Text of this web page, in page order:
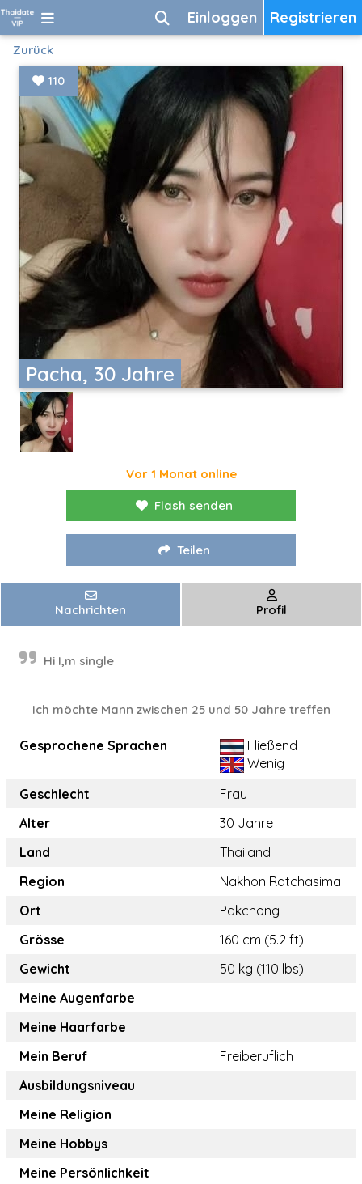
Registrieren
Einloggen
Zurück
Pacha, 30 Jahre
110
Vor 1 Monat online
Flash senden
Teilen
Nachrichten Profil
Hi I,m single
Ich möchte Mann zwischen 25 und 50 Jahre treffen
Gesprochene Sprachen
Fließend
Wenig
Geschlecht
Frau
Alter
30 Jahre
Land
Thailand
Region
Nakhon Ratchasima
Ort
Pakchong
Grösse
160 cm (5.2 ft)
Gewicht
50 kg (110 lbs)
Meine Augenfarbe
Meine Haarfarbe
Mein Beruf
Freiberuflich
Ausbildungsniveau
Meine Religion
Meine Hobbys
Meine Persönlichkeit